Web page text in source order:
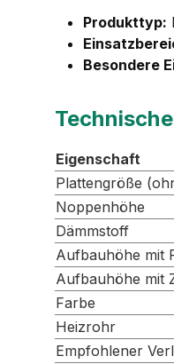
Produkttyp:
Besondere
Eigenschaft
Plattengröße
Noppenhöhe
Dämmstoff
Aufbauhöhe mit
Aufbauhöhe mit
Farbe
Heizrohr
Empfohlener